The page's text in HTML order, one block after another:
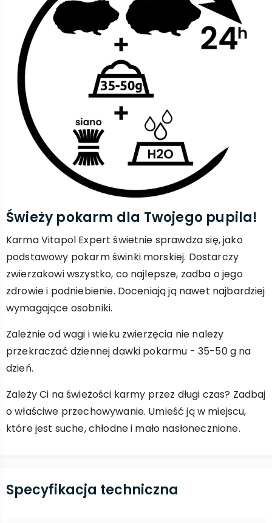
Świeży pokarm dla Twojego pupila!
Karma Vitapol Expert świetnie sprawdza się, jako
podstawowy pokarm świnki morskiej. Dostarczy
zwierzakowi wszystko, co najlepsze, zadba o jego
zdrowie i podniebienie. Doceniają ją nawet najbardziej
wymagające osobniki.
Zależnie od wagi i wieku zwierzęcia nie należy
przekraczać dziennej dawki pokarmu - 35-50 g na
dzień.
Zależy Ci na świeżości karmy przez długi czas? Zadbaj
o właściwe przechowywanie. Umieść ją w miejscu,
które jest suche, chłodne i mało nasłonecznione.
Specyfikacja techniczna